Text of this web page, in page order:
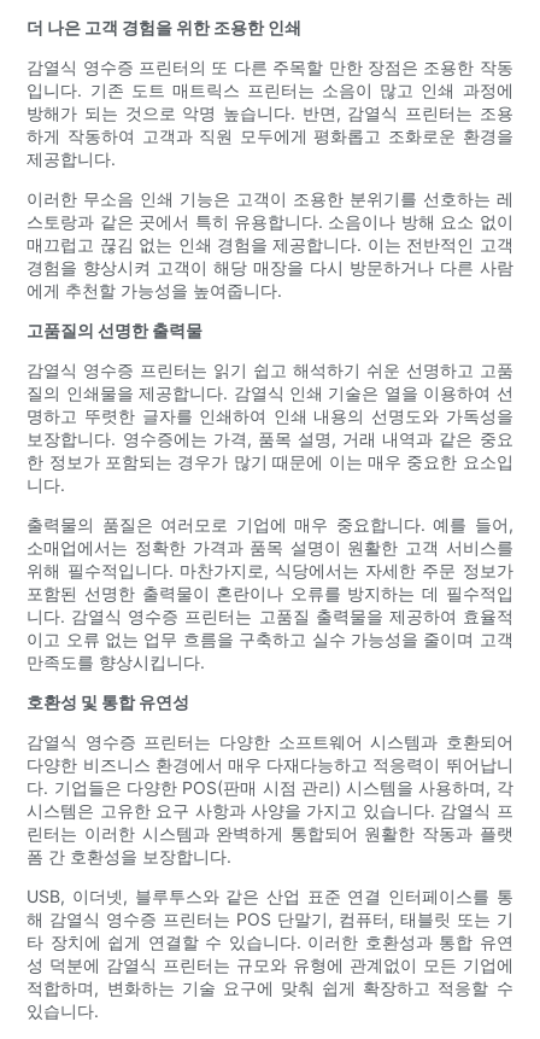
더 나은 고객 경험을 위한 조용한 인쇄
감열식 영수증 프린터의 또 다른 주목할 만한 장점은 조용한 작동
입니다. 기존 도트 매트릭스 프린터는 소음이 많고 인쇄 과정에
방해가 되는 것으로 악명 높습니다. 반면, 감열식 프린터는 조용
하게 작동하여 고객과 직원 모두에게 평화롭고 조화로운 환경을
제공합니다.
이러한 무소음 인쇄 기능은 고객이 조용한 분위기를 선호하는 레
스토랑과 같은 곳에서 특히 유용합니다. 소음이나 방해 요소 없이
매끄럽고 끊김 없는 인쇄 경험을 제공합니다. 이는 전반적인 고객
경험을 향상시켜 고객이 해당 매장을 다시 방문하거나 다른 사람
에게 추천할 가능성을 높여줍니다.
고품질의 선명한 출력물
감열식 영수증 프린터는 읽기 쉽고 해석하기 쉬운 선명하고 고품
질의 인쇄물을 제공합니다. 감열식 인쇄 기술은 열을 이용하여 선
명하고 뚜렷한 글자를 인쇄하여 인쇄 내용의 선명도와 가독성을
보장합니다. 영수증에는 가격, 품목 설명, 거래 내역과 같은 중요
한 정보가 포함되는 경우가 많기 때문에 이는 매우 중요한 요소입
니다.
출력물의 품질은 여러모로 기업에 매우 중요합니다. 예를 들어,
소매업에서는 정확한 가격과 품목 설명이 원활한 고객 서비스를
위해 필수적입니다. 마찬가지로, 식당에서는 자세한 주문 정보가
포함된 선명한 출력물이 혼란이나 오류를 방지하는 데 필수적입
니다. 감열식 영수증 프린터는 고품질 출력물을 제공하여 효율적
이고 오류 없는 업무 흐름을 구축하고 실수 가능성을 줄이며 고객
만족도를 향상시킵니다.
호환성 및 통합 유연성
감열식 영수증 프린터는 다양한 소프트웨어 시스템과 호환되어
다양한 비즈니스 환경에서 매우 다재다능하고 적응력이 뛰어납니
다. 기업들은 다양한 POS(판매 시점 관리) 시스템을 사용하며, 각
시스템은 고유한 요구 사항과 사양을 가지고 있습니다. 감열식 프
린터는 이러한 시스템과 완벽하게 통합되어 원활한 작동과 플랫
폼 간 호환성을 보장합니다.
USB, 이더넷, 블루투스와 같은 산업 표준 연결 인터페이스를 통
해 감열식 영수증 프린터는 POS 단말기, 컴퓨터, 태블릿 또는 기
타 장치에 쉽게 연결할 수 있습니다. 이러한 호환성과 통합 유연
성 덕분에 감열식 프린터는 규모와 유형에 관계없이 모든 기업에
적합하며, 변화하는 기술 요구에 맞춰 쉽게 확장하고 적응할 수
있습니다.